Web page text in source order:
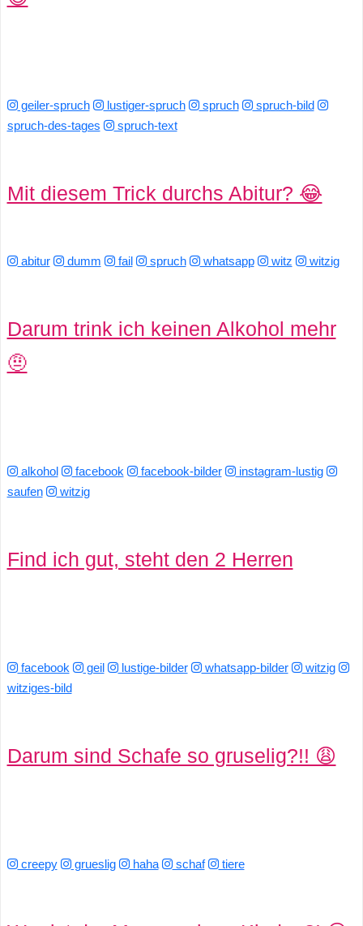
U
n
/
i
u
x
e
x
a
c
o
e
geiler-spruch lustiger-spruch spruch
spruch-bild
spruch-des-tages
spruch-text
Mit diesem Trick durchs Abitur? 😂
abitur dumm fail spruch whatsapp witz witzig
Darum trink ich keinen Alkohol mehr
🤨
alkohol facebook facebook-bilder
instagram-lustig
saufen
witzig
Find ich gut, steht den 2 Herren
facebook geil lustige-bilder whatsapp-bilder
witzig
witziges-bild
Darum sind Schafe so gruselig?!! 😩
creepy grueslig haha schaf tiere